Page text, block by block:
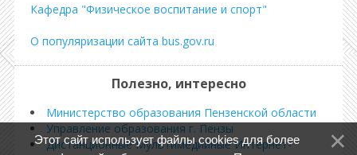
Кафедра "Физическое воспитание и спорт"
О популяризации сайта bus.gov.ru
Полезно, интересно
Министерство образования Пензенской области
Управление образования г. Пензы
Дистанционные Мультимедийные Интернет-
Этот сайт использует файлы cookies для более